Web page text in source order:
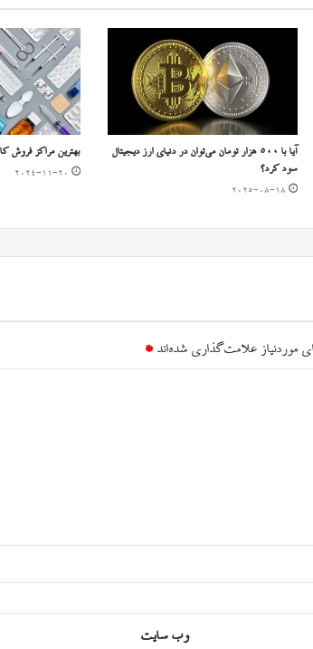
آیا با ۵۰۰ هزار تومان می‌توان در دنیای ارز دیجیتال
سود کرد؟
2025-08-18
بهترین مراکز فروش
2024-11-20
موردنیاز علامت‌گذاری شده‌اند *
وب‌ سایت